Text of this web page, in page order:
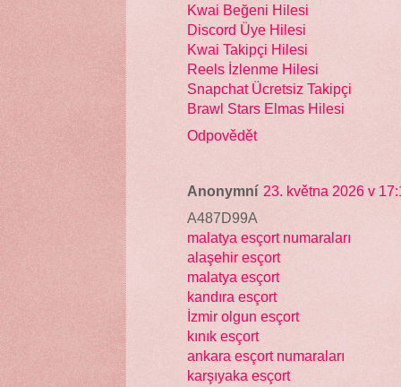
Kwai Beğeni Hilesi
Discord Üye Hilesi
Kwai Takipçi Hilesi
Reels İzlenme Hilesi
Snapchat Ücretsiz Takipçi
Brawl Stars Elmas Hilesi
Odpovědět
Anonymní 23. května 2026 v
A487D99A
malatya esçort numaraları
alaşehir esçort
malatya esçort
kandıra esçort
İzmir olgun esçort
kınık esçort
ankara esçort numaraları
karşıyaka esçort